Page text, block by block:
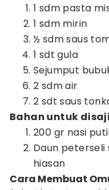
1 sdm pasta
1 sdm mirin
½ sdm saus
1 sdt gula
Sejumput
2 sdm air
2 sdt saus
Bahan untuk
200 gr nasi
Daun peterseli
hiasan
Cara Membuat